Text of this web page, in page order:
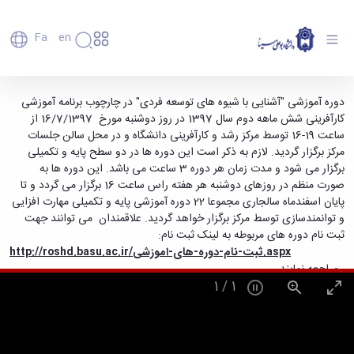
Fa En
دانشگاه
تاریخچه
و
معرفی
برنامه
راهبردی
دانشگاه
نقشه
دانشگاه
سازمان
دانشگاه
معاونت
توسعه
اعضای
هیأت
علمی
کارکنان
دانشجویان
فارغ
التحصیلان
دانشکده‌ها
پردیس
اصلی
مهندسی
کشاورزی
شیمی
ارتباط
با ما
الملل
برگزاری دوره آموزشی مهارت افزایی و توانمندسازی -
دانشگاه بوعلی سینا همدان
دوره آموزشی "آشنایی با شیوه های توسعه فردی" در چارچوب برنامه آموزشی
کارآفرینی شش ماهه دوم سال 1397 در روز دوشنبه مورخ 16/7/1397 از
ساعت 19-16 توسط مرکز رشد و کارآفرینی دانشگاه و در محل سالن جلسات
مرکز برگزار گردید. لازم به ذکر است این دوره ها در دو سطح پایه و تکمیلی
برگزار می شود و مدت زمان هر دوره 3 ساعت می باشد. این دوره ها به
صورت منظم در روزهای دوشنبه هر هفته راس ساعت 16 برگزار می گردد و تا
پایان اسفندماه سالجاری مجموعا 22 دوره آموزشی پایه و تکمیلی مهارت افزایی
و توانمندسازی توسط مرکز برگزار خواهد گردید. علاقمندان می توانند جهت
ثبت نام دوره های مربوطه به لینک ثبت نام:
http://roshd.basu.ac.ir/ثبت-نام-دوره-های-اموزشی.aspx
مراجعه نمایند.
1
/
1